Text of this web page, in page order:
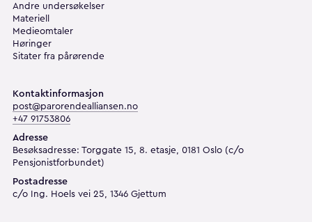
Andre undersøkelser
Materiell
Medieomtaler
Høringer
Sitater fra pårørende
Kontaktinformasjon
post@parorendealliansen.no
+47 91753806
Adresse
Besøksadresse: Torggate 15, 8. etasje, 0181 Oslo (c/o
Pensjonistforbundet)
Postadresse
c/o Ing. Hoels vei 25, 1346 Gjettum